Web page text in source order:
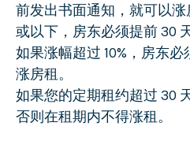
前发出书面通知，就可以涨
或以下，房东必须提前 30
如果涨幅超过 10%，房东
涨房租。
如果您的定期租约超过 30
否则在租期内不得涨租。